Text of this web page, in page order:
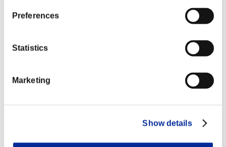
Preferences
Statistics
Marketing
Show details
NV personnage: 50 ou moins